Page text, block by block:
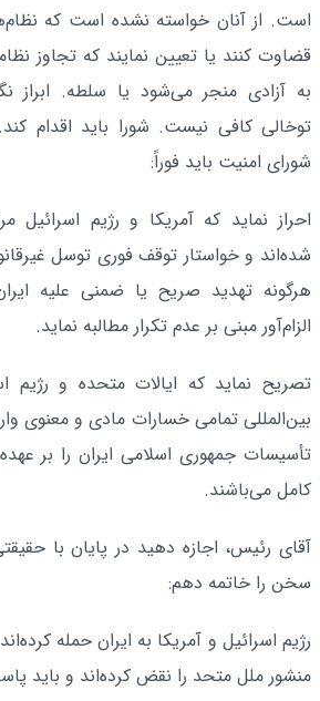
است. از آنان خواسته نشده است که
قضاوت کنند یا تعیین نمایند که تجاوز
به آزادی منجر می‌شود یا سلطه. ابراز
شورای امنیت باید فوراً:
احراز نماید که آمریکا و رژیم اسرائیل
شده‌اند و خواستار توقف فوری توسل
هرگونه تهدید صریح یا ضمنی علیه
الزام‌آور مبنی بر عدم تکرار مطالبه نماید.
تصریح نماید که ایالات متحده و رژیم
بین‌المللی تمامی خسارات مادی و معنوی
تأسیسات جمهوری اسلامی ایران را بر
کامل می‌باشند.
آقای رئیس، اجازه دهید در پایان با
سخن را خاتمه دهم:
رژیم اسرائیل و آمریکا به ایران حمله
منشور ملل متحد را نقض کرده‌اند و باید